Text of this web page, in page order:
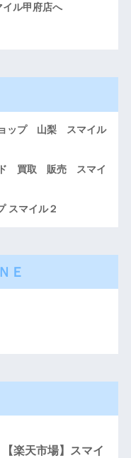
イル甲府店へ
ップ 山梨 スマイル
買取 販売 スマイ
スマイル２
Ｅ
楽天市場】スマイ